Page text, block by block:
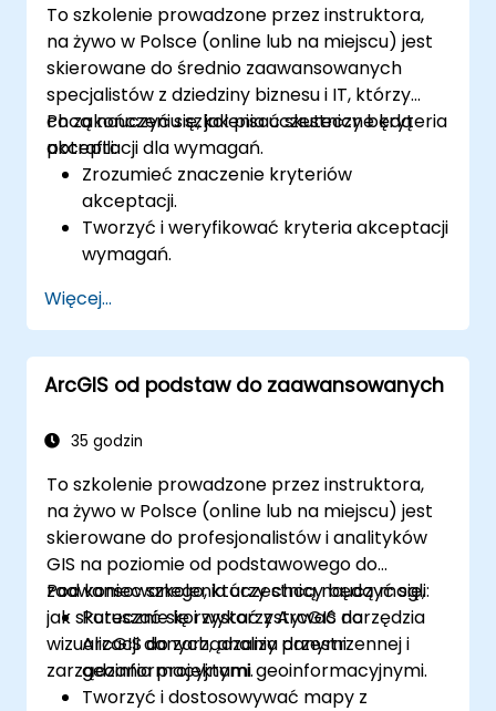
To szkolenie prowadzone przez instruktora,
na żywo w Polsce (online lub na miejscu) jest
skierowane do średnio zaawansowanych
specjalistów z dziedziny biznesu i IT, którzy
chcą nauczyć się, jak pisać skuteczne kryteria
akceptacji dla wymagań.
Po zakończeniu szkolenia uczestnicy będą
potrafili:
Zrozumieć znaczenie kryteriów
akceptacji.
Tworzyć i weryfikować kryteria akceptacji
wymagań.
kryteriów akceptacji.
Zapewniać jakość artefaktów
analitycznych.
Więcej...
ArcGIS od podstaw do zaawansowanych
35 godzin
To szkolenie prowadzone przez instruktora,
na żywo w Polsce (online lub na miejscu) jest
skierowane do profesjonalistów i analityków
GIS na poziomie od podstawowego do
zaawansowanego, którzy chcą nauczyć się,
jak skutecznie korzystać z ArcGIS do
wizualizacji danych, analizy przestrzennej i
zarządzania projektami geoinformacyjnymi.
Pod koniec szkolenia uczestnicy będą mogli:
Poruszać się i wykorzystywać narzędzia
ArcGIS do zarządzania danymi
geoinformacyjnymi.
Tworzyć i dostosowywać mapy z